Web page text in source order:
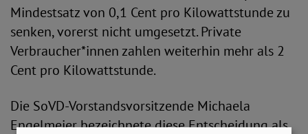
Mindestsatz von 0,1 Cent pro Kilowattstunde zu
senken, vorerst nicht umgesetzt. Private
Verbraucher*innen zahlen weiterhin mehr als 2
Cent pro Kilowattstunde.
Die SoVD-Vorstandsvorsitzende Michaela
Engelmeier bezeichnete diese Entscheidung als